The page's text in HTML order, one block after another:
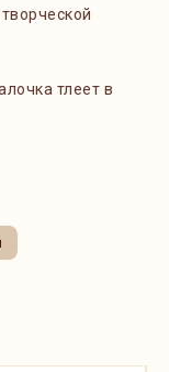
тлеет в